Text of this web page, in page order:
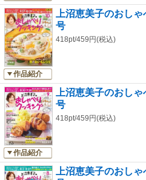
作品紹介
上沼恵美子のおし
号
418pt/459円(税込)
作品紹介
上沼恵美子のおし
号
418pt/459円(税込)
上沼恵美子のおし